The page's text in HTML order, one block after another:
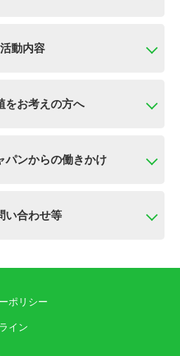
活動内容
をお考えの方へ
パンからの働きかけ
い合わせ等
ポリシー
イン